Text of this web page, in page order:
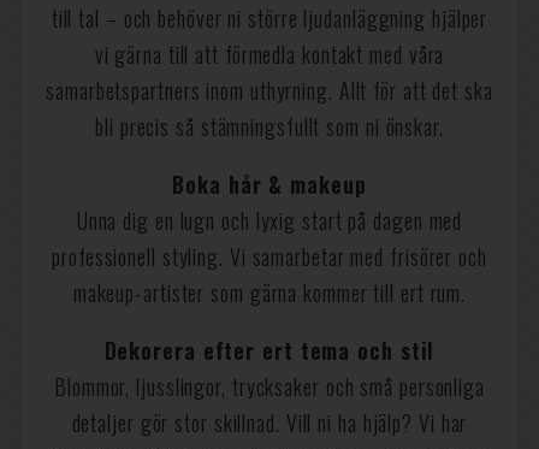
till tal – och behöver ni större ljudanläggning hjälper
vi gärna till att förmedla kontakt med våra
samarbetspartners inom uthyrning. Allt för att det ska
bli precis så stämningsfullt som ni önskar.
Boka hår & makeup
Unna dig en lugn och lyxig start på dagen med
professionell styling. Vi samarbetar med frisörer och
makeup-artister som gärna kommer till ert rum.
Dekorera efter ert tema och stil
Blommor, ljusslingor, trycksaker och små personliga
detaljer gör stor skillnad. Vill ni ha hjälp? Vi har